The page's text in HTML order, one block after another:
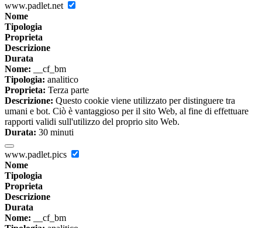
www.padlet.net
Nome
Tipologia
Proprieta
Descrizione
Durata
Nome: __cf_bm
Tipologia: analitico
Proprieta: Terza parte
Descrizione: Questo cookie viene utilizzato per distinguere tra
umani e bot. Ciò è vantaggioso per il sito Web, al fine di effettuare
rapporti validi sull'utilizzo del proprio sito Web.
Durata: 30 minuti
www.padlet.pics
Nome
Tipologia
Proprieta
Descrizione
Durata
Nome: __cf_bm